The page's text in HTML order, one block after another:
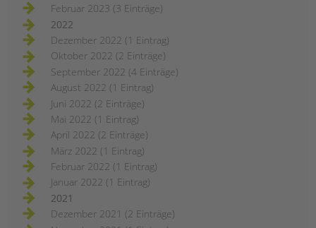
Februar 2023 (3 Einträge)
2022
Dezember 2022 (1 Eintrag)
Oktober 2022 (2 Einträge)
September 2022 (4 Einträge)
August 2022 (1 Eintrag)
Juni 2022 (2 Einträge)
Mai 2022 (1 Eintrag)
April 2022 (2 Einträge)
März 2022 (1 Eintrag)
Februar 2022 (1 Eintrag)
Januar 2022 (1 Eintrag)
2021
Dezember 2021 (2 Einträge)